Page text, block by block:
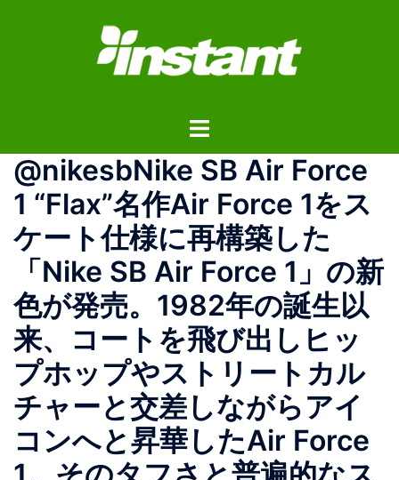
ス
ト
ル
メ
ニ
ュ
ー
@nikesbNike SB Air Force
1 “Flax”名作Air Force 1をス
ケート仕様に再構築した
「Nike SB Air Force 1」の新
色が発売。1982年の誕生以
来、コートを飛び出しヒッ
プホップやストリートカル
チャーと交差しながらアイ
コンへと昇華したAir Force